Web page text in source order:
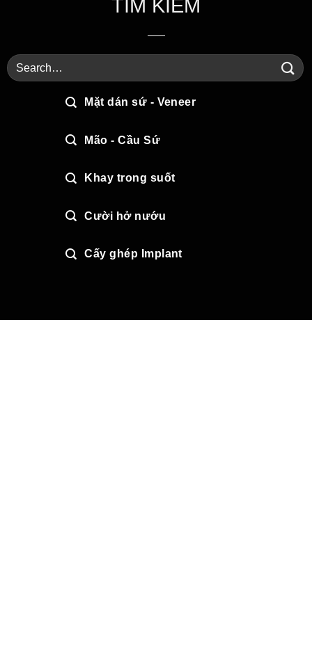
TÌM KIẾM
Mặt dán sứ - Veneer
Mão - Cầu Sứ
Khay trong suốt
Cười hở nướu
Cấy ghép Implant